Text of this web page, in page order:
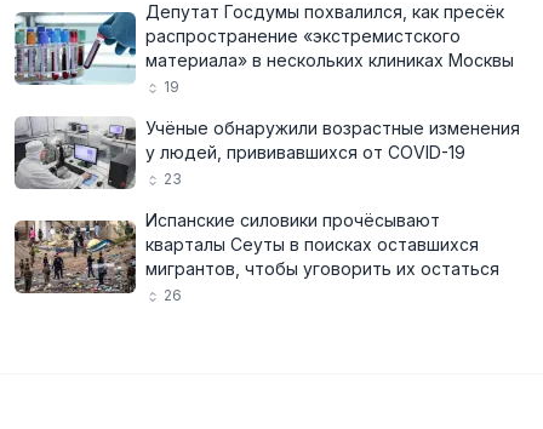
Депутат Госдумы похвалился, как пресёк
распространение «экстремистского
материала» в нескольких клиниках Москвы
19
Учёные обнаружили возрастные изменения
у людей, прививавшихся от COVID-19
23
Испанские силовики прочёсывают
кварталы Сеуты в поисках оставшихся
мигрантов, чтобы уговорить их остаться
26